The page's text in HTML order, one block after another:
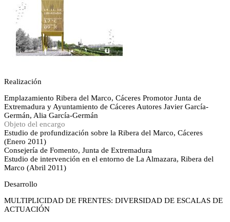
Realización
Emplazamiento Ribera del Marco, Cáceres Promotor Junta de
Extremadura y Ayuntamiento de Cáceres Autores Javier García-
Germán, Alia García-Germán
Objeto del encargo
Estudio de profundización sobre la Ribera del Marco, Cáceres
(Enero 2011)
Consejería de Fomento, Junta de Extremadura
Estudio de intervención en el entorno de La Almazara, Ribera del
Marco (Abril 2011)
Desarrollo
MULTIPLICIDAD DE FRENTES: DIVERSIDAD DE ESCALAS DE
ACTUACIÓN